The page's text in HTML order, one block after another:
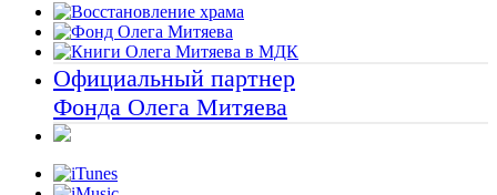
Официальный партнер
Фонда Олега Митяева